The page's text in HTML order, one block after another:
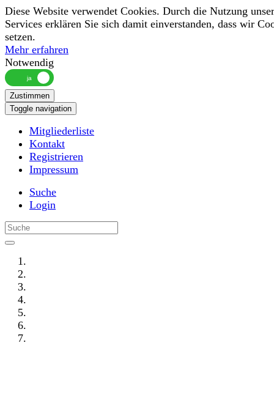
Diese Website verwendet Cookies. Durch die Nutzung
Services erklären Sie sich damit einverstanden, dass wir
setzen.
Mehr erfahren
Notwendig
Zustimmen
Toggle navigation
Mitgliederliste
Kontakt
Registrieren
Impressum
Suche
Login